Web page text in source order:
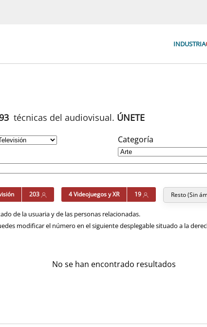
INDUSTRIA
técnicas del audiovisual. ÚNETE
Categoría
203 4 Videojuegos y XR 19 Resto (Sin
de la usuaria y de las personas relacionadas.
modificar el número en el siguiente desplegable situado a la
No se han encontrado resultados